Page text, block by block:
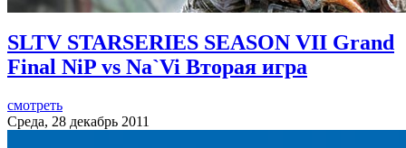
SLTV STARSERIES SEASON VII Grand
Final NiP vs Na`Vi Вторая игра
смотреть
Среда, 28 декабрь 2011